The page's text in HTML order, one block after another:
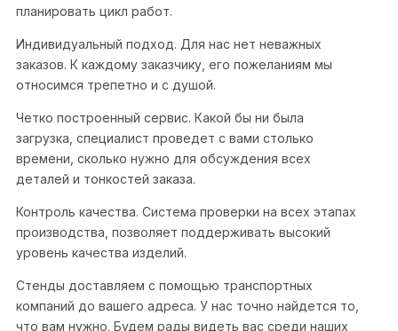
планировать цикл работ.
Индивидуальный подход. Для нас нет неважных
заказов. К каждому заказчику, его пожеланиям мы
относимся трепетно и с душой.
Четко построенный сервис. Какой бы ни была
загрузка, специалист проведет с вами столько
времени, сколько нужно для обсуждения всех
деталей и тонкостей заказа.
Контроль качества. Система проверки на всех этапах
производства, позволяет поддерживать высокий
уровень качества изделий.
Стенды доставляем с помощью транспортных
компаний до вашего адреса. У нас точно найдется то,
что вам нужно. Будем рады видеть вас среди наших